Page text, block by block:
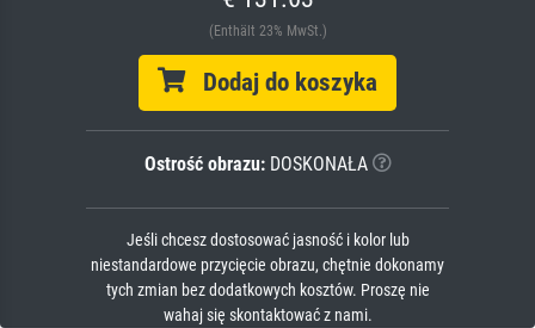
(Enthält 23% MwSt.)
Dodaj do koszyka
Ostrość obrazu:DOSKONAŁA
Jeśli chcesz dostosować jasność i kolor lub
niestandardowe przycięcie obrazu, chętnie dokonamy
tych zmian bez dodatkowych kosztów. Proszę nie
wahaj się skontaktować z nami.